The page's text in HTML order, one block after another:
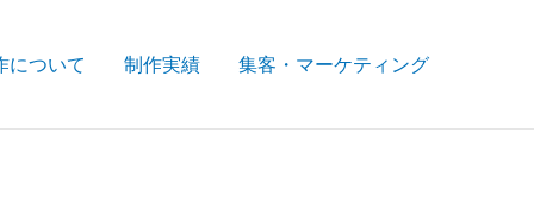
について 制作実績 集客・マーケティング